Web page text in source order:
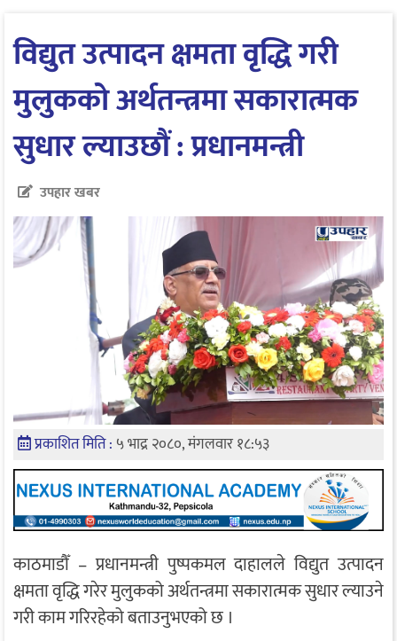
विद्युत उत्पादन क्षमता वृद्धि गरी
मुलुकको अर्थतन्त्रमा सकारात्मक
सुधार ल्याउछौं : प्रधानमन्त्री
उपहार खबर
प्रकाशित मिति : ५ भाद्र २०८०, मंगलवार १८:५३
काठमाडौँ – प्रधानमन्त्री पुष्पकमल दाहालले विद्युत उत्पादन
क्षमता वृद्धि गरेर मुलुकको अर्थतन्त्रमा सकारात्मक सुधार ल्याउने
गरी काम गरिरहेको बताउनुभएको छ ।